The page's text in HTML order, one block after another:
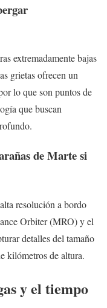
extremadamente bajas
grietas ofrecen un
lo que son puntos de
que buscan
de Marte si
resolución a bordo
Orbiter (MRO) y el
detalles del tamaño
kilómetros de altura.
y el tiempo